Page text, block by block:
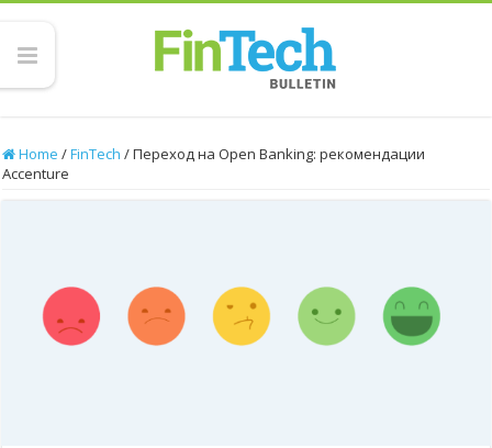
Home /FinTech /Переход на Open Banking: рекомендации
Accenture